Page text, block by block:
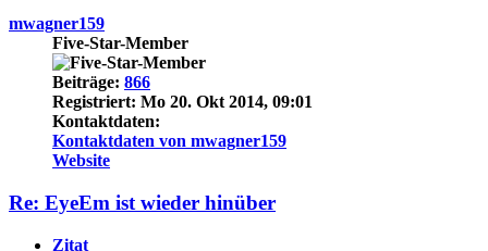
mwagner159
Five-Star-Member
Beiträge: 866
Registriert: Mo 20. Okt 2014, 09:01
Kontaktdaten:
Kontaktdaten von mwagner159
Website
Re: EyeEm ist wieder hinüber
Zitat